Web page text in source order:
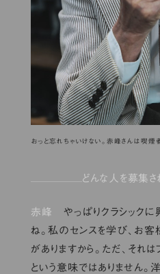
おっと忘れちゃいけない。赤峰さんは喫煙
どんな人を募集さ
赤峰
やっぱりクラシック
ね。私のセンスを学び、お
がありますから。ただ、それ
という意味ではありません。